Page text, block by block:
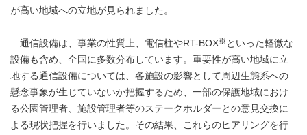
が高い地域への立地が見られました。
通信設備は、事業の性質上、電信柱やRT-BOX※ といった軽微な
設備も含め、全国に多数分布しています。重要性が高い地域に立
地する通信設備については、各施設の影響として周辺生態系への
懸念事象が生じていないか把握するため、一部の保護地域におけ
る公園管理者、施設管理者等のステークホルダーとの意見交換に
よる現状把握を行いました。その結果、これらのヒアリングを行